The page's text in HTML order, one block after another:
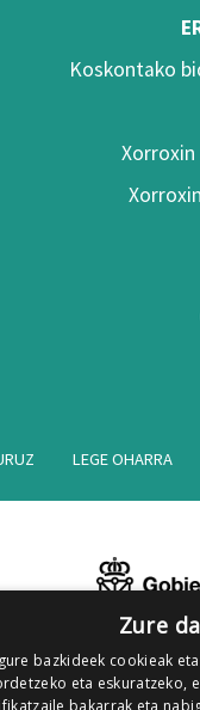
Koskontako
LEGE OHARRA
Zure
bazkideek cookieak
eta eskuratzeko,
bakarrak eta